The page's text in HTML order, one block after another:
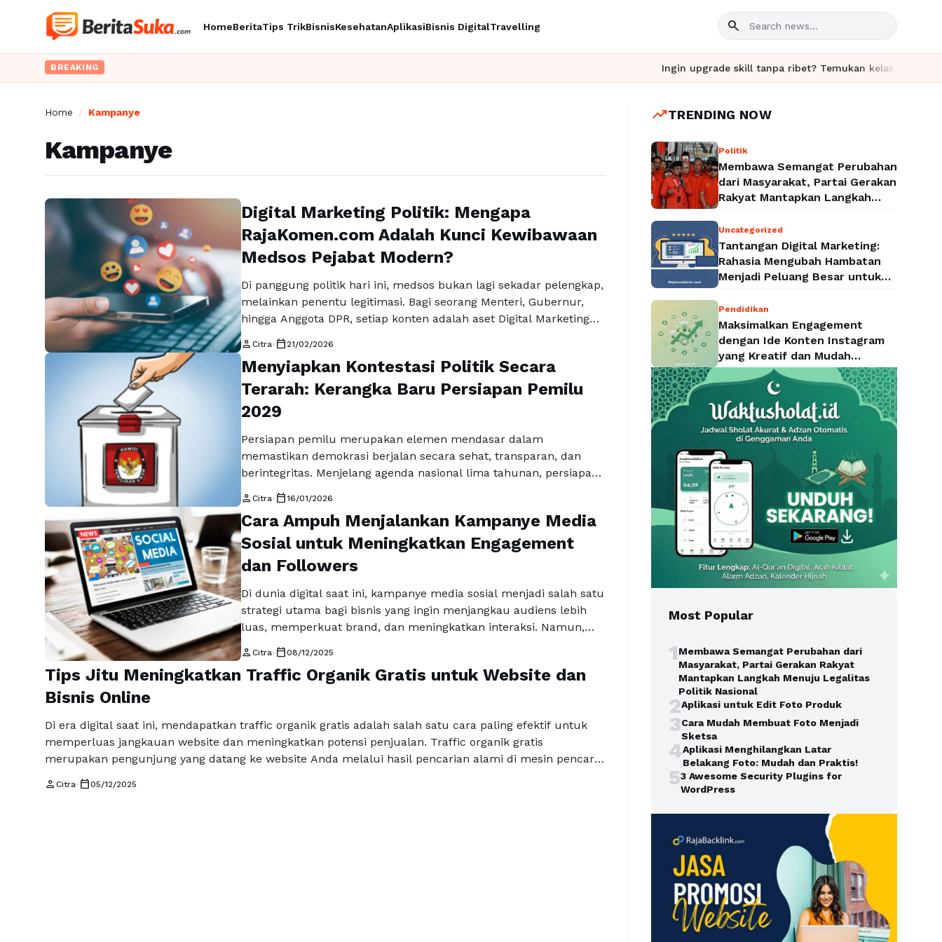
HomeBeritaTips TrikBisnisKesehatanAplikasiBisnis DigitalTravelling search
BREAKING Ingin upgrade skill tanpa ribet? Temukan kelas seru dan
Home / Kampanye
Kampanye
Digital Marketing Politik: Mengapa
RajaKomen.com Adalah Kunci Kewibawaan
Medsos Pejabat Modern?
Di panggung politik hari ini, medsos bukan lagi sekadar pelengkap,
melainkan penentu legitimasi. Bagi seorang Menteri, Gubernur,
hingga Anggota DPR, setiap konten adalah aset Digital Marketing
interaksi, prestasi dianggap fiksi. Postingan yang sepi hanya akan
membangun narasi negatif bahwa pejabat tersebut tidak merakyat
atau tidak … Read more
person Citra• calendar_today 21/02/2026
Menyiapkan Kontestasi Politik Secara
Terarah: Kerangka Baru Persiapan Pemilu
2029
Persiapan pemilu merupakan elemen mendasar dalam
memastikan demokrasi berjalan secara sehat, transparan, dan
berintegritas. Menjelang agenda nasional lima tahunan, persiapan
panjang yang dirancang secara terstruktur dan berkelanjutan.
Pemilu tidak hanya menjadi ajang kompetisi antaraktor politik,
tetapi juga sarana untuk membangun kepercayaan publik serta
memperkuat legitimasi kepemimpinan yang …Read more
person Citra• calendar_today16/01/2026
Cara Ampuh Menjalankan Kampanye Media
Sosial untuk Meningkatkan Engagement
dan Followers
Di dunia digital saat ini, kampanye media sosial menjadi salah satu
strategi utama bagi bisnis yang ingin menjangkau audiens lebih
luas, memperkuat brand, dan meningkatkan interaksi. Namun,
sering konten diposting, melainkan oleh strategi yang tepat, kreatif,
dan terukur. Menentukan Tujuan Kampanye Media Sosial
person Citra• calendar_today08/12/2025
Tips Jitu Meningkatkan Traffic Organik Gratis untuk Website dan
Bisnis Online
Di era digital saat ini, mendapatkan traffic organik gratis adalah salah satu cara paling efektif untuk
memperluas jangkauan website dan meningkatkan potensi penjualan. Traffic organik gratis
merupakan pengunjung yang datang ke website Anda melalui hasil pencarian alami di mesin pencari
cenderung lebih …
person Citra• calendar_today05/12/2025
trending_upTRENDING NOW
Politik
Membawa Semangat Perubahan
dari Masyarakat, Partai Gerakan
Rakyat Mantapkan Langkah
Nasional
Uncategorized
Tantangan Digital Marketing:
Rahasia Mengubah Hambatan
Menjadi Peluang Besar untuk
Pendidikan
Maksimalkan Engagement
dengan Ide Konten Instagram
yang Kreatif dan Mudah
Diterapkan
Most Popular
1Membawa Semangat Perubahan dari
Masyarakat, Partai Gerakan Rakyat
Mantapkan Langkah Menuju Legalitas
Politik Nasional
2Aplikasi untuk Edit Foto Produk
3Cara Mudah Membuat Foto Menjadi
Sketsa
4Aplikasi Menghilangkan Latar
Belakang Foto: Mudah dan Praktis!
53 Awesome Security Plugins for
WordPress